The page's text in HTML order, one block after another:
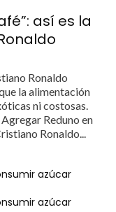
así es la
Ronaldo
la alimentación
ni costosas.
Reduno en
Ronaldo...
azúcar
azúcar